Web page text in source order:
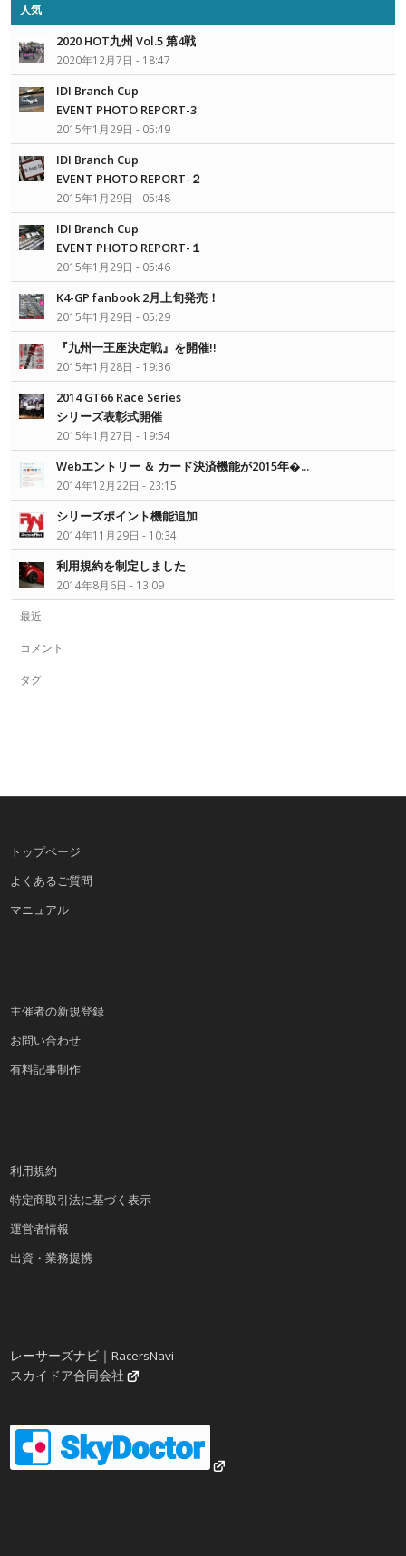
人気
2020 HOT九州 Vol.5 第4戦
2020年12月7日 - 18:47
IDI Branch Cup
EVENT PHOTO REPORT-3
2015年1月29日 - 05:49
IDI Branch Cup
EVENT PHOTO REPORT-２
2015年1月29日 - 05:48
IDI Branch Cup
EVENT PHOTO REPORT-１
2015年1月29日 - 05:46
K4-GP fanbook 2月上旬発売！
2015年1月29日 - 05:29
『九州一王座決定戦』を開催!!
2015年1月28日 - 19:36
2014 GT66 Race Series
シリーズ表彰式開催
2015年1月27日 - 19:54
Webエントリー ＆ カード決済機能が2015年�...
2014年12月22日 - 23:15
シリーズポイント機能追加
2014年11月29日 - 10:34
利用規約を制定しました
2014年8月6日 - 13:09
最近
コメント
タグ
トップページ
よくあるご質問
マニュアル
主催者の新規登録
お問い合わせ
有料記事制作
利用規約
特定商取引法に基づく表示
運営者情報
出資・業務提携
レーサーズナビ｜RacersNavi
スカイドア合同会社